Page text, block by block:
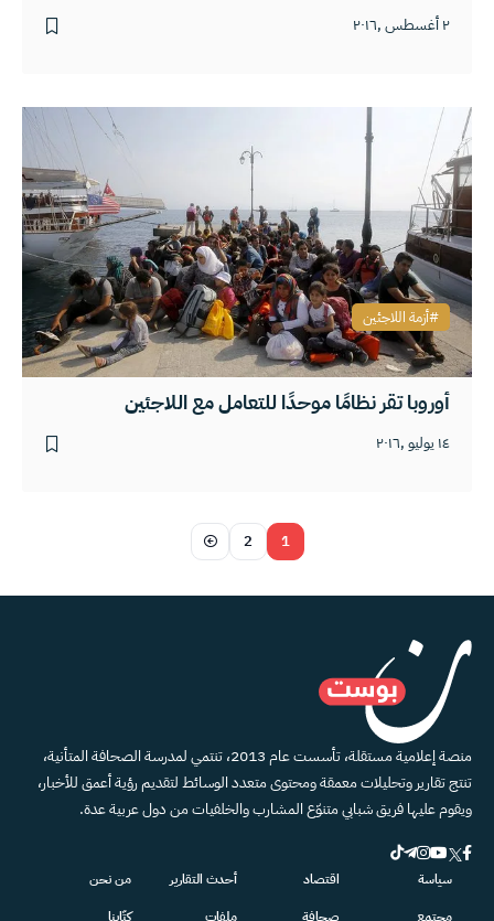
٢ أغسطس ,٢٠١٦
أوروبا تقر نظامًا موحدًا للتعامل مع اللاجئين
١٤ يوليو ,٢٠١٦
أزمة اللاجئين
1
2
منصة إعلامية مستقلة، تأسست عام 2013، تنتمي لمدرسة الصحافة المتأنية،
تنتج تقارير وتحليلات معمقة ومحتوى متعدد الوسائط لتقديم رؤية أعمق للأخبار،
ويقوم عليها فريق شبابي متنوّع المشارب والخلفيات من دول عربية عدة.
سياسة
مجتمع
اقتصاد
صحافة
أحدث التقارير
ملفات
من نحن
كتّابنا